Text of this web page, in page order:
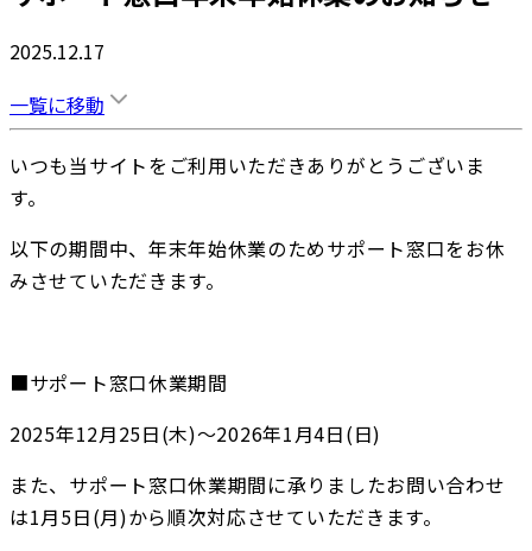
2025.12.17
一覧に移動
いつも当サイトをご利用いただきありがとうございま
す。
以下の期間中、年末年始休業のためサポート窓口をお休
みさせていただきます。
■サポート窓口休業期間
2025年12月25日(木)～2026年1月4日(日)
また、サポート窓口休業期間に承りましたお問い合わせ
は1月5日(月)から順次対応させていただきます。